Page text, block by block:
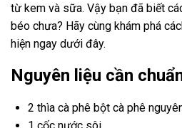
từ kem và sữa. Vậy bạn đã biết
béo chưa? Hãy cùng khám phá
hiện ngay dưới đây.
Nguyên liệu cần
2 thìa cà phê bột cà phê
1 cốc nước sôi